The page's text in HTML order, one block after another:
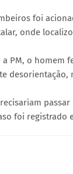
foi
onde
a PM, o homem
desorientação,
foi registrado